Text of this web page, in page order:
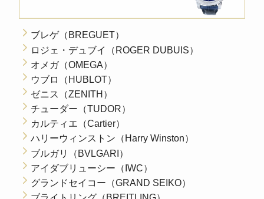
ブレゲ（BREGUET）
ロジェ・デュブイ（ROGER DUBUIS）
オメガ（OMEGA）
ウブロ（HUBLOT）
ゼニス（ZENITH）
チューダー（TUDOR）
カルティエ（Cartier）
ハリーウィンストン（Harry Winston）
ブルガリ（BVLGARI）
アイダブリューシー（IWC）
グランドセイコー（GRAND SEIKO）